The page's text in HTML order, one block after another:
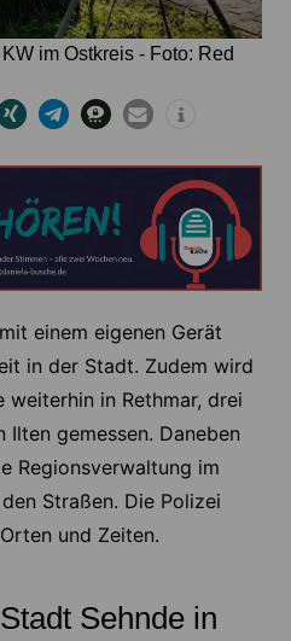
im Ostkreis - Foto: Red
einem eigenen Gerät
in der Stadt. Zudem wird
weiterhin in Rethmar, drei
gemessen. Daneben
Regionsverwaltung im
Straßen. Die Polizei
und Zeiten.
Sehnde in